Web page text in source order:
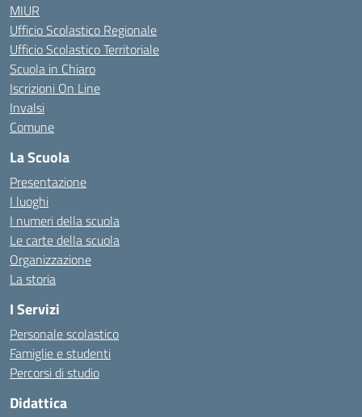
MIUR
Ufficio Scolastico Regionale
Ufficio Scolastico Territoriale
Scuola in Chiaro
Iscrizioni On Line
Invalsi
Comune
La Scuola
Presentazione
I luoghi
I numeri della scuola
Le carte della scuola
Organizzazione
La storia
I Servizi
Personale scolastico
Famiglie e studenti
Percorsi di studio
Didattica